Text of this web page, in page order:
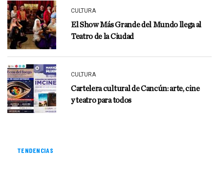
CULTURA
El Show Más Grande del Mundo llega al
Teatro de la Ciudad
CULTURA
Cartelera cultural de Cancún: arte, cine
y teatro para todos
TENDENCIAS